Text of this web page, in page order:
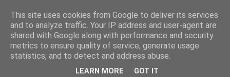
This site uses cookies from Google to deliver its services
and to analyze traffic. Your IP address and user-agent are
shared with Google along with performance and security
metrics to ensure quality of service, generate usage
statistics, and to detect and address abuse.
LEARN MORE GOT IT